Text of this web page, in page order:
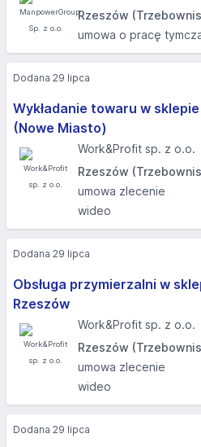
Rzeszów
umowa o pracę
Wykładanie towaru w
(Nowe Miasto)
Work&Profit sp. z o.o.
Rzeszów
umowa zlecenie
wideo
Dodana 29 lipca
Obsługa przymierzalni w
Rzeszów
Work&Profit sp. z o.o.
Rzeszów
umowa zlecenie
wideo
Dodana 29 lipca
Dodana 29 lipca